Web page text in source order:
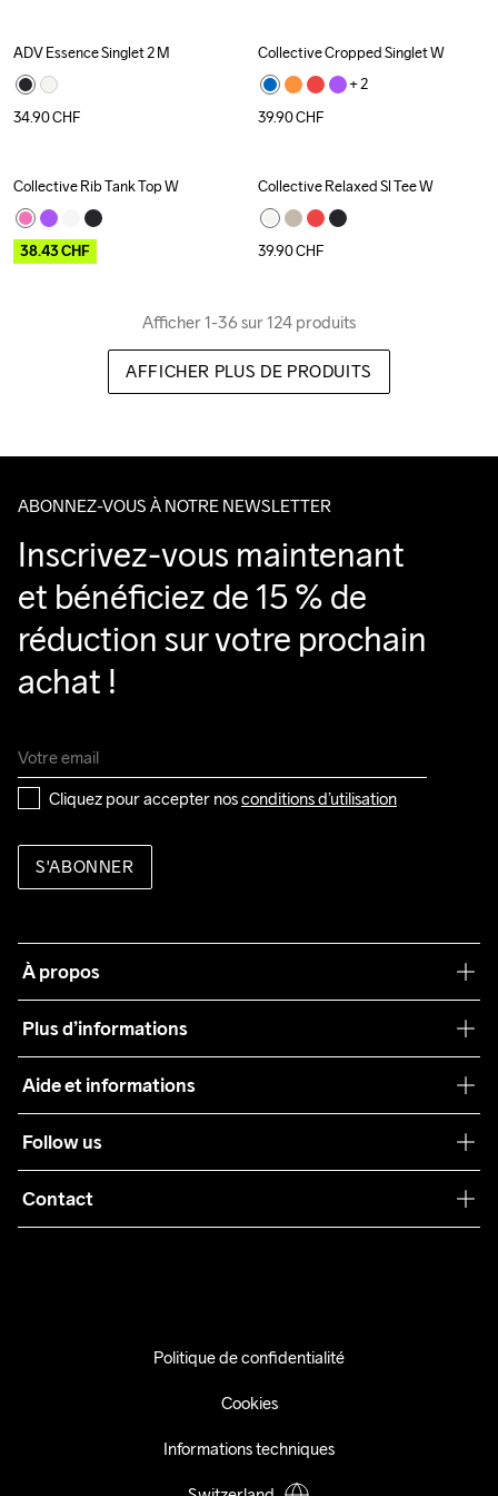
ADV Essence Singlet 2 M
34.90CHF
Collective Cropped Singlet W
+ 2
39.90CHF
Outlet
Collective Rib Tank Top W
38.43CHF
Collective Relaxed Sl Tee W
39.90CHF
Afficher 1-36 sur 124 produits
AFFICHER PLUS DE PRODUITS
ABONNEZ-VOUS À NOTRE NEWSLETTER
Inscrivez-vous maintenant
et bénéficiez de 15 % de
réduction sur votre prochain
achat !
Cliquez pour accepter nos conditions d’utilisation
S'ABONNER
À propos
Plus d’informations
Teamwear
Durabilité
Collaborations
Aide et informations
Conditions générales
Retours
Follow us
Contact
Politique de confidentialité
Cookies
Informations techniques